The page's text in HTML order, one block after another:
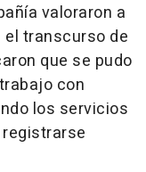
valoraron a
el transcurso de
que se pudo
con
los servicios